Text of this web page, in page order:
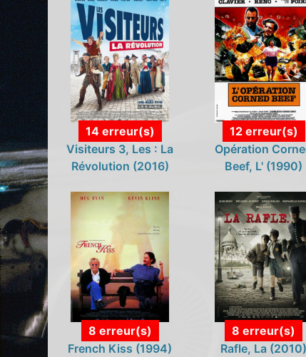
14 erreur(s)
Visiteurs 3, Les : La
Révolution (2016)
12 erreur(s)
Opération
Beef, L' (1990)
8 erreur(s)
French Kiss (1994)
8 erreur(s)
Rafle, La (2010)